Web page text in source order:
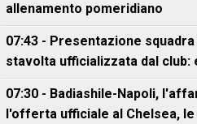
allenamento pomeridiano
07:43 - Presentazione
stavolta ufficializzata dal club:
07:30 - Badiashile-Napoli,
l'offerta ufficiale al Chelsea,